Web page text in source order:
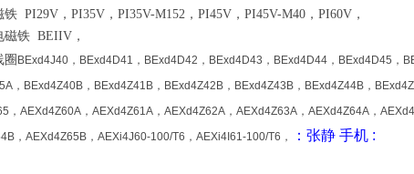
铁 PI29V，PI35V，PI35V-M152，PI45V，PI45V-M40，PI60V，
磁铁 BEIIV，
圈 BExd4J40，BExd4D41，BExd4D42，BExd4D43，BExd4D44，BExd4D45，
，BExd4Z40B，BExd4Z41B，BExd4Z42B，BExd4Z43B，BExd4Z44B，
，AEXd4Z60A，AEXd4Z61A，AEXd4Z62A，AEXd4Z63A，AEXd4Z64A，
，AEXd4Z65B，AEXi4J60-100/T6，AEXi4I61-100/T6，
：张静 手机 :